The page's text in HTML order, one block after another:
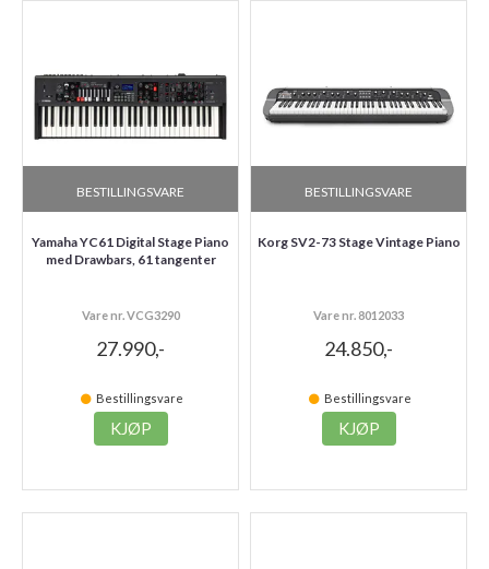
BESTILLINGSVARE
Yamaha YC61 Digital Stage Piano
med Drawbars, 61 tangenter
Vare nr. VCG3290
27.990,-
Bestillingsvare
KJØP
BESTILLINGSVARE
Korg SV2-73 Stage Vintage Piano
Vare nr. 8012033
24.850,-
Bestillingsvare
KJØP